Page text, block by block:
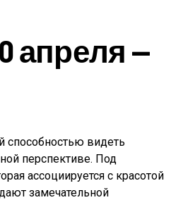
апреля —
способностью видеть
перспективе. Под
ассоциируется с красотой
замечательной